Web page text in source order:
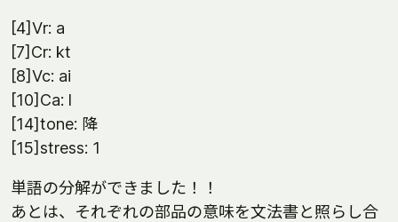
[4]Vr: a
[7]Cr: kt
[8]Vc: ai
[10]Ca: l
[14]tone: 降
[15]stress: 1
単語の分解ができました！！
あとは、それぞれの部品の意味を文法書と照らし合